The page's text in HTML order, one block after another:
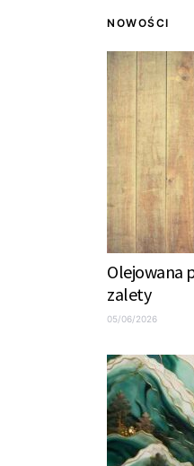
NOWOŚCI
Olejowana
zalety
05/06/2026